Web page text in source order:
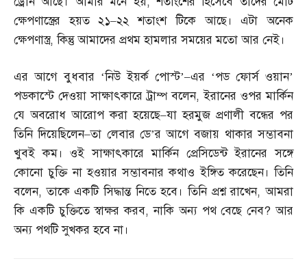
ক্ষেপণাস্ত্রের হয়ত ২১–২২ শতাংশ টিকে আছে। এটা অনেক
ক্ষেপণাস্ত্র,কিন্তু আমাদের প্রথম হামলার সময়ের মতো আর নেই।
এর আগে বুধবার ‘নিউ ইয়র্ক পোস্ট’–এর ‘পড ফোর্স ওয়ান’
পডকাস্টে দেওয়া সাক্ষাৎকারে ট্রাম্প বলেন,ইরানের ওপর মার্কিন
যে অবরোধ আরোপ করা হয়েছে–যা হরমুজ প্রণালী বন্ধের পর
তিনি দিয়েছিলেন–তা লেবার ডে’র আগে বজায় থাকার সম্ভাবনা
খুবই কম। ওই সাক্ষাৎকারে মার্কিন প্রেসিডেন্ট ইরানের সঙ্গে
কোনো চুক্তি না হওয়ার সম্ভাবনার কথাও ইঙ্গিত করেছেন। তিনি
বলেন,তাকে একটি সিদ্ধান্ত নিতে হবে। তিনি প্রশ্ন রাখেন,আমরা
কি একটি চুক্তিতে স্বাক্ষর করব,নাকি অন্য পথ বেছে নেব?আর
অন্য পথটি সুখকর হবে না।